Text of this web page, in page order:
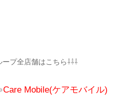
プ全店舗はこちら⇩⇩⇩
Care Mobile(ケアモバイル)